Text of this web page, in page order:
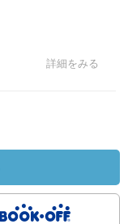
詳細をみる